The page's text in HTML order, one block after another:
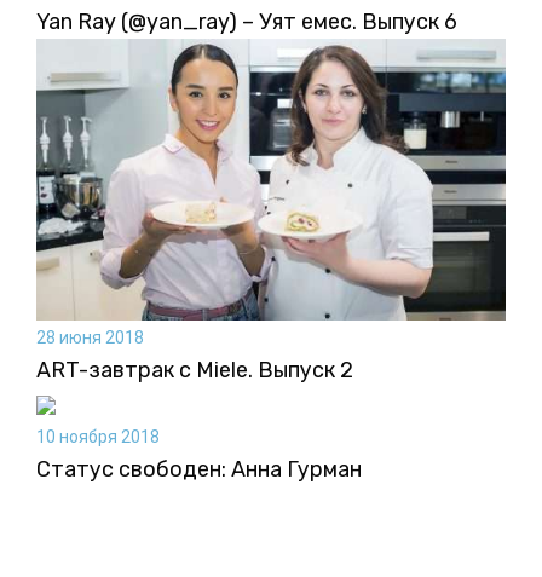
Yan Ray (@yan_ray) – Уят емес. Выпуск 6
28 июня 2018
ART-завтрак с Miele. Выпуск 2
10 ноября 2018
Статус свободен: Анна Гурман